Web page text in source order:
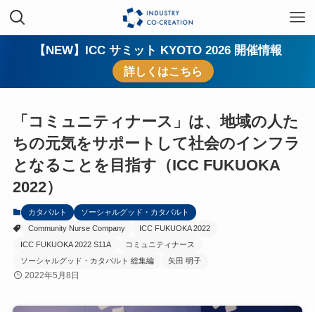
【NEW】ICC サミット KYOTO 2026 開催情報
詳しくはこちら
「コミュニティナース」は、地域の人た
ちの元気をサポートして社会のインフラ
となることを目指す（ICC FUKUOKA
2022）
カタパルト
ソーシャルグッド・カタパルト
Community Nurse Company
ICC FUKUOKA 2022
ICC FUKUOKA 2022 S11A
コミュニティナース
ソーシャルグッド・カタパルト 総集編
矢田 明子
2022年5月8日